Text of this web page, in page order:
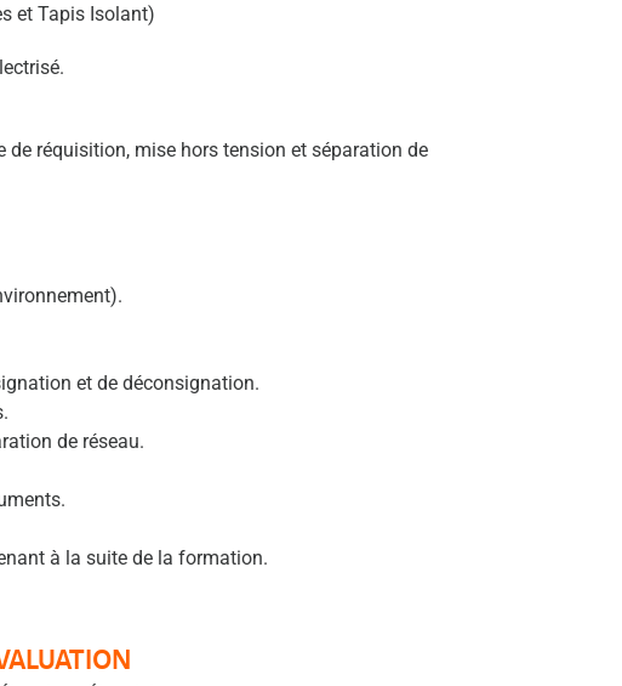
et Tapis Isolant)
réquisition, mise hors tension et séparation de
et de déconsignation.
de réseau.
à la suite de la formation.